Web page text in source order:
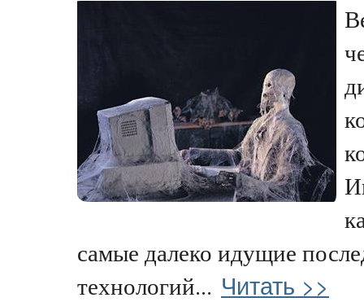
самые далеко идущие
технологий... Читать >>